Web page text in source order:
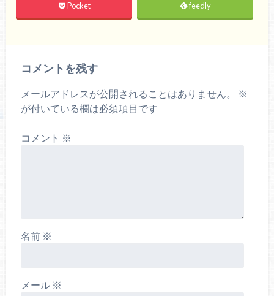
Pocket feedly
コメントを残す
メールアドレスが公開されることはありません。
※
が付いている欄は必須項目です
コメント ※
名前 ※
メール ※